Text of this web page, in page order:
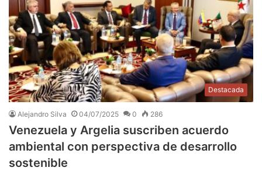
Destacada
Alejandro Silva 04/07/2025 0 286
Venezuela y Argelia suscriben acuerdo
ambiental con perspectiva de desarrollo
sostenible